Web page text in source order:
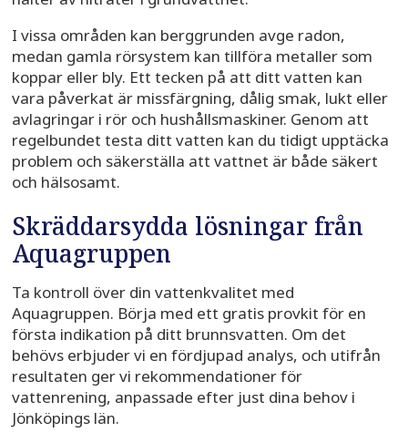
I vissa områden kan berggrunden avge radon,
medan gamla rörsystem kan tillföra metaller som
koppar eller bly. Ett tecken på att ditt vatten kan
vara påverkat är missfärgning, dålig smak, lukt eller
avlagringar i rör och hushållsmaskiner. Genom att
regelbundet testa ditt vatten kan du tidigt upptäcka
problem och säkerställa att vattnet är både säkert
och hälsosamt.
Skräddarsydda lösningar från
Aquagruppen
Ta kontroll över din vattenkvalitet med
Aquagruppen. Börja med ett gratis provkit för en
första indikation på ditt brunnsvatten. Om det
behövs erbjuder vi en fördjupad analys, och utifrån
resultaten ger vi rekommendationer för
vattenrening, anpassade efter just dina behov i
Jönköpings län.